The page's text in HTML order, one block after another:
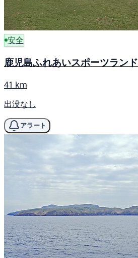
安全
鹿児島ふれあいスポーツランド
41 km
出没なし
アラート